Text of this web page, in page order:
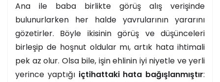
Ana ile baba birlikte görüş alış verişinde
bulunurlarken her halde yavrularının yararını
gözetirler. Böyle ikisinin görüş ve düşünceleri
birleşip de hoşnut oldular mı, artık hata ihtimali
pek az olur. Olsa bile, işin ehlinin iyi niyetle ve yerli
yerince yaptığı içtihattaki hata bağışlanmıştır: